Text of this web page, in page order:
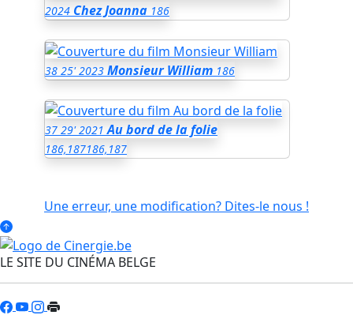
2024 Chez Joanna 186
38 25' 2023 Monsieur William 186
37 29' 2021 Au bord de la folie
186,187186,187
Une erreur, une modification? Dites-le nous !
LE SITE DU CINÉMA BELGE